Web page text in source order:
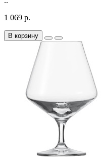
1 069 р.
В корзину